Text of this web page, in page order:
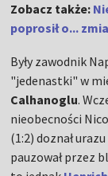
Zobacz także:
poprosił o...
Były zawodnik
"jedenastki" w
Calhanoglu.
nieobecności
(1:2) doznał
pauzował przez